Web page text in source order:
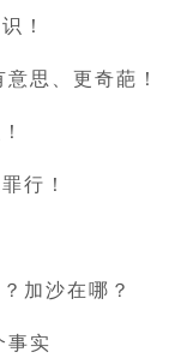
！
思、更奇葩！
行！
加沙在哪？
事实